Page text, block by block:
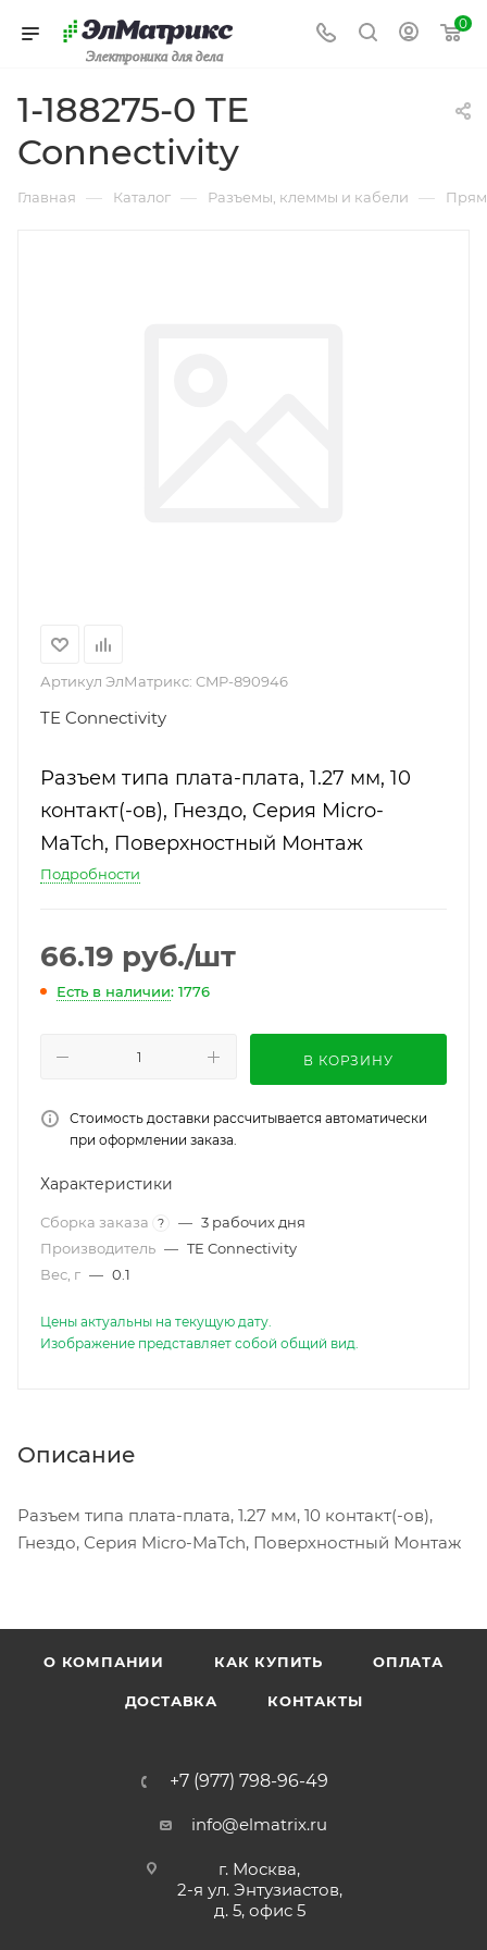
Электроника для дела
0
1-188275-0 TE
Connectivity
Главная — Каталог — Разъемы, клеммы и кабели —
Артикул ЭлМатрикс: CMP-890946
TE Connectivity
Разъем типа плата-плата, 1.27 мм, 10
контакт(-ов), Гнездо, Серия Micro-
MaTch, Поверхностный Монтаж
Подробности
66.19 руб./шт
Есть в наличии: 1776
В КОРЗИНУ
Стоимость доставки рассчитывается автоматически
при оформлении заказа.
Характеристики
Сборка заказа ? — 3 рабочих дня
Производитель — TE Connectivity
Вес, г — 0.1
Цены актуальны на текущую дату.
Изображение представляет собой общий вид.
Описание
Разъем типа плата-плата, 1.27 мм, 10 контакт(-ов),
Гнездо, Серия Micro-MaTch, Поверхностный Монтаж
О КОМПАНИИ КАК КУПИТЬ ОПЛАТА
ДОСТАВКА КОНТАКТЫ
+7 (977) 798-96-49
info@elmatrix.ru
г. Москва,
2-я ул. Энтузиастов,
д. 5, офис 5